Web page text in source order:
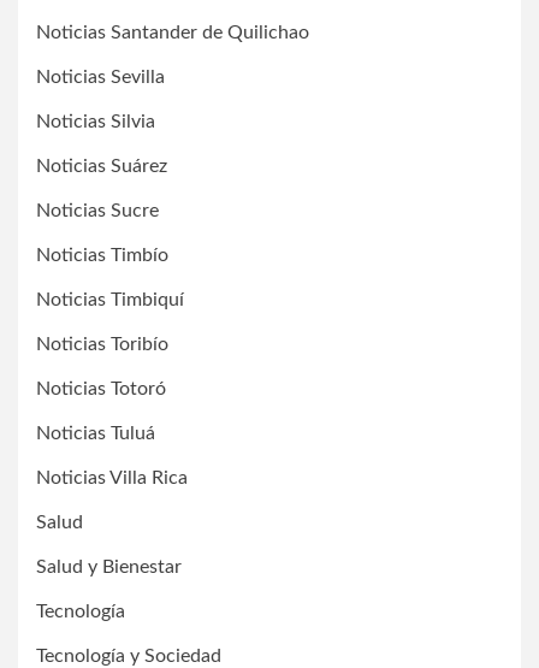
Noticias Santander de Quilichao
Noticias Sevilla
Noticias Silvia
Noticias Suárez
Noticias Sucre
Noticias Timbío
Noticias Timbiquí
Noticias Toribío
Noticias Totoró
Noticias Tuluá
Noticias Villa Rica
Salud
Salud y Bienestar
Tecnología
Tecnología y Sociedad